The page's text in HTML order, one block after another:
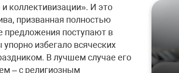
коллективизации». И это
призванная полностью
предложения поступают в
избегало всяческих
В лучшем случае его
– с религиозным